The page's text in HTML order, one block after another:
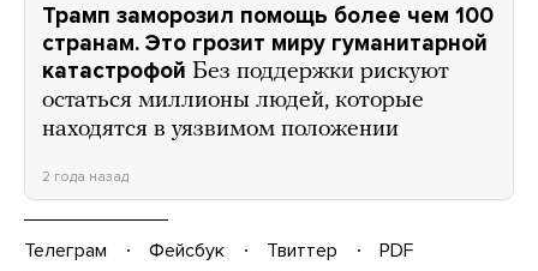
Трамп заморозил помощь более чем 100
странам. Это грозит миру гуманитарной
катастрофой Без поддержки рискуют
остаться миллионы людей, которые
находятся в уязвимом положении
2 года назад
Телеграм Фейсбук Твиттер
PDF